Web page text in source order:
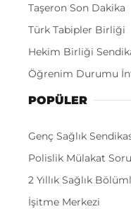
Taşeron Son Dakika
Türk Tabipler Birliği
Hekim Birliği
Öğrenim Durumu
POPÜLER
Genç Sağlık
Polislik Mülakat
2 Yıllık Sağlık
İşitme Merkezi